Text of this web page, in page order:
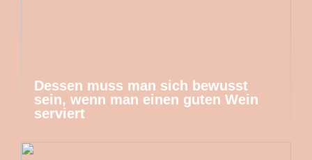
Dessen muss man sich bewusst
sein, wenn man einen guten Wein
serviert